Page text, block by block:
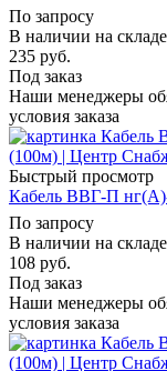
По запросу
В наличии на
235 руб.
Под заказ
Наши менеджеры
условия заказа
Быстрый просмотр
Кабель ВВГ-П
По запросу
В наличии на
108 руб.
Под заказ
Наши менеджеры
условия заказа